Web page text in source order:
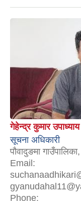
गेहेन्द्र कुमार उपाध्याय
सूचना अधिकारी
पौवादुङमा
Email:
Phone: